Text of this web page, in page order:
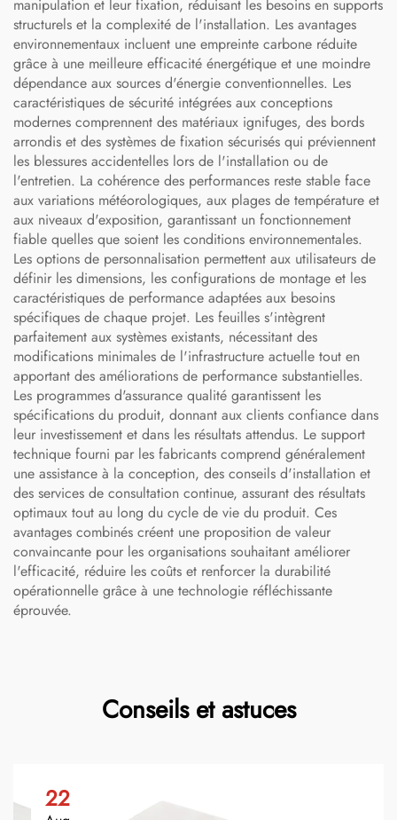
manipulation et leur fixation, réduisant les besoins en supports
structurels et la complexité de l'installation. Les avantages
environnementaux incluent une empreinte carbone réduite
grâce à une meilleure efficacité énergétique et une moindre
dépendance aux sources d'énergie conventionnelles. Les
caractéristiques de sécurité intégrées aux conceptions
modernes comprennent des matériaux ignifuges, des bords
arrondis et des systèmes de fixation sécurisés qui préviennent
les blessures accidentelles lors de l'installation ou de
l'entretien. La cohérence des performances reste stable face
aux variations météorologiques, aux plages de température et
aux niveaux d'exposition, garantissant un fonctionnement
fiable quelles que soient les conditions environnementales.
Les options de personnalisation permettent aux utilisateurs de
définir les dimensions, les configurations de montage et les
caractéristiques de performance adaptées aux besoins
spécifiques de chaque projet. Les feuilles s'intègrent
parfaitement aux systèmes existants, nécessitant des
modifications minimales de l'infrastructure actuelle tout en
apportant des améliorations de performance substantielles.
Les programmes d'assurance qualité garantissent les
spécifications du produit, donnant aux clients confiance dans
leur investissement et dans les résultats attendus. Le support
technique fourni par les fabricants comprend généralement
une assistance à la conception, des conseils d'installation et
des services de consultation continue, assurant des résultats
optimaux tout au long du cycle de vie du produit. Ces
avantages combinés créent une proposition de valeur
convaincante pour les organisations souhaitant améliorer
l'efficacité, réduire les coûts et renforcer la durabilité
opérationnelle grâce à une technologie réfléchissante
éprouvée.
Conseils et astuces
22